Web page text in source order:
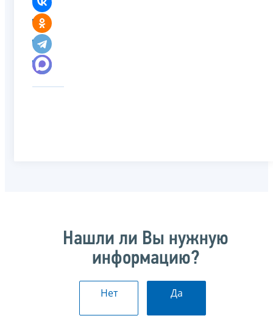
Нашли ли Вы нужную
информацию?
Нет Да